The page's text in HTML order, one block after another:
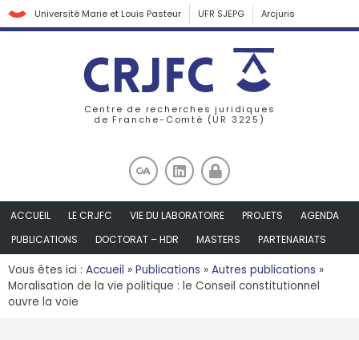
Université Marie et Louis Pasteur UFR SJEPG Arcjuris
Centre de recherches juridiques
de Franche-Comté (UR 3225)
ACCUEIL LE CRJFC VIE DU LABORATOIRE PROJETS
AGENDA
PUBLICATIONS
DOCTORAT – HDR MASTERS PARTENARIATS
Vous êtes ici : Accueil » Publications » Autres publications »
Moralisation de la vie politique : le Conseil constitutionnel
ouvre la voie